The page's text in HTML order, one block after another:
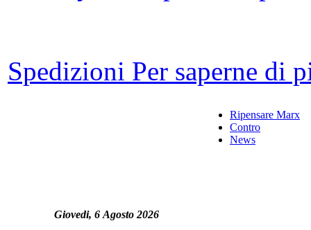
Spedizioni Per saperne di
Giovedi, 6 Agosto 2026
Ripensare Marx
Contro
News